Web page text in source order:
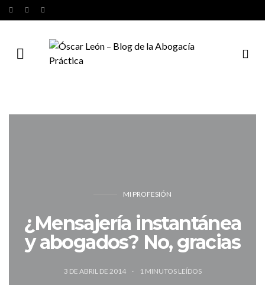
MI PROFESIÓN
¿Mensajería instantánea
y abogados? No, gracias
3 DE ABRIL DE 2014 1 MINUTOS LEÍDOS